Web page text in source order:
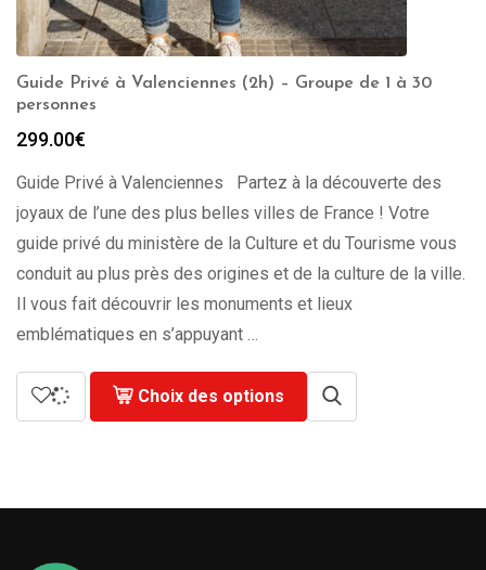
Guide Privé à Valenciennes (2h) – Groupe de 1 à 30
personnes
299.00€
Guide Privé à Valenciennes Partez à la découverte des
joyaux de l’une des plus belles villes de France ! Votre
guide privé du ministère de la Culture et du Tourisme vous
conduit au plus près des origines et de la culture de la ville.
Il vous fait découvrir les monuments et lieux
emblématiques en s’appuyant …
Choix des options